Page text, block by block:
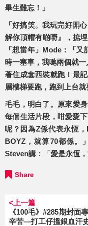
畢生難忘！」
「好搞笑。我玩完好開
解你頂帽有啲嘢』，掂
「想當年」Mode：「
時一塞車，我哋兩個就
著住成套西裝就跑！最
層樓梯要跑，跑到上台
毛毛，明白了。原來愛
每個生活片段，咁愛愛
呢？因為Z係代表永恆
BOYZ，就算70都係。
Steven講：「愛是永恆
Share
<上一篇
《100毛》#285期封面
辛苦—打工仔搵銀血汗